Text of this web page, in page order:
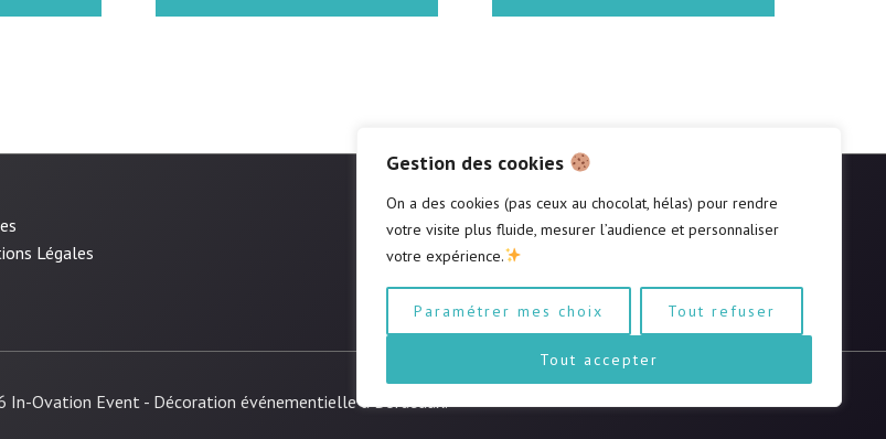
Gestion des cookies
On a des cookies (pas ceux au chocolat, hélas) pour rendre
votre visite plus fluide, mesurer l’audience et personnaliser
votre expérience.
Paramétrer mes choix Tout refuser
Tout accepter
Légales
SUIVEZ-NOUS
Ovation Event - Décoration événementielle à Bordeaux.